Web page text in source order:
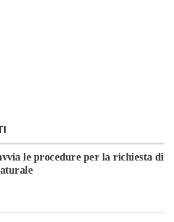
le procedure per la richiesta di